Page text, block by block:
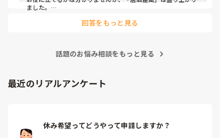
きたなと感じており、新しく喜ばれるようなアイデアを探し
イベントをしている」「年〇回、こんな大型行事がある」
と嬉しいです。
ました。
回答をもっと見る
話題のお悩み相談をもっと見る
最近のリアルアンケート
休み希望ってどうやって申請しますか？